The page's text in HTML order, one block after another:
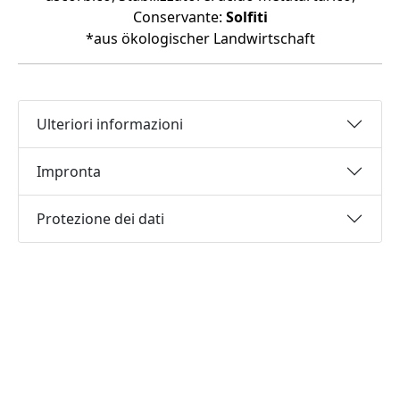
Conservante: Solfiti
*aus ökologischer Landwirtschaft
Ulteriori informazioni
Impronta
Protezione dei dati